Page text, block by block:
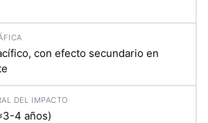
con efecto secundario en
4 años)